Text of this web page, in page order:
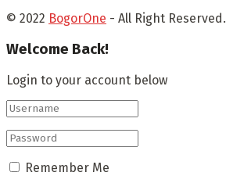
© 2022 BogorOne - All Right Reserved.
Welcome Back!
Login to your account below
Remember Me